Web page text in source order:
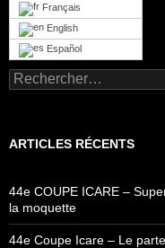
Français
English
Español
Rechercher :
ARTICLES RÉCENTS
44e COUPE ICARE –
la moquette
44e Coupe Icare – Le